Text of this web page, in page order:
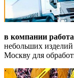
в компании
небольших
Москву для